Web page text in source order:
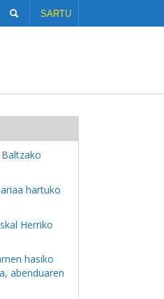
SARTU
hartuko
Herriko
hasiko
abenduaren